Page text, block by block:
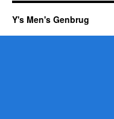
Y's Men's Genbrug